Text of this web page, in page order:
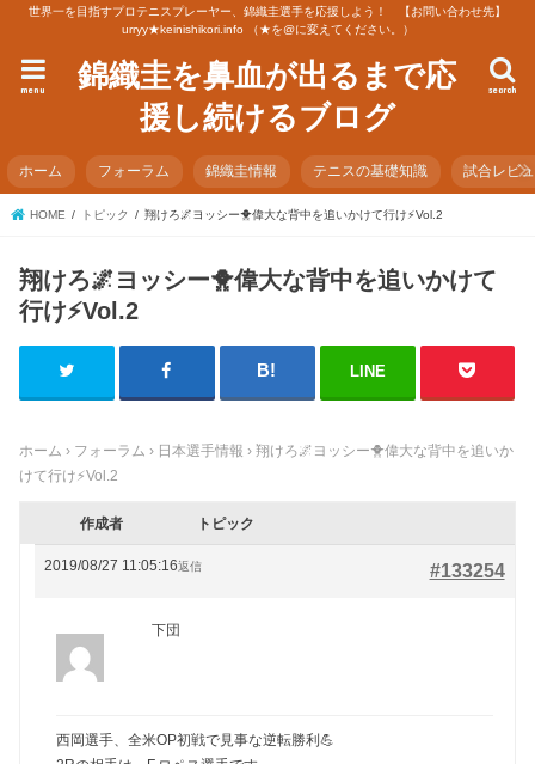
世界一を目指すプロテニスプレーヤー、錦織圭選手を応援しよう！ 【お問い合わせ先】
urryy★keinishikori.info （★を@に変えてください。）
錦織圭を鼻血が出るまで応
援し続けるブログ
search
menu
ホーム フォーラム 錦織圭情報 テニスの基礎知識 試合レビ
HOME トピック 翔けろ🌌ヨッシー🐥偉大な背中を追いかけて行け⚡️Vol.2
翔けろ🌌ヨッシー🐥偉大な背中を追いかけて
行け⚡️Vol.2
LINE
ホーム › フォーラム › 日本選手情報 › 翔けろ🌌ヨッシー🐥偉大な背中を追いか
けて行け⚡️Vol.2
作成者 トピック
2019/08/27 11:05:16 #133254
返信
下団
西岡選手、全米OP初戦で見事な逆転勝利💪